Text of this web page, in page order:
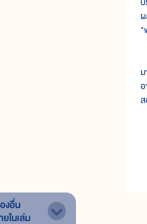
"
งอื่น
ในเล่ม